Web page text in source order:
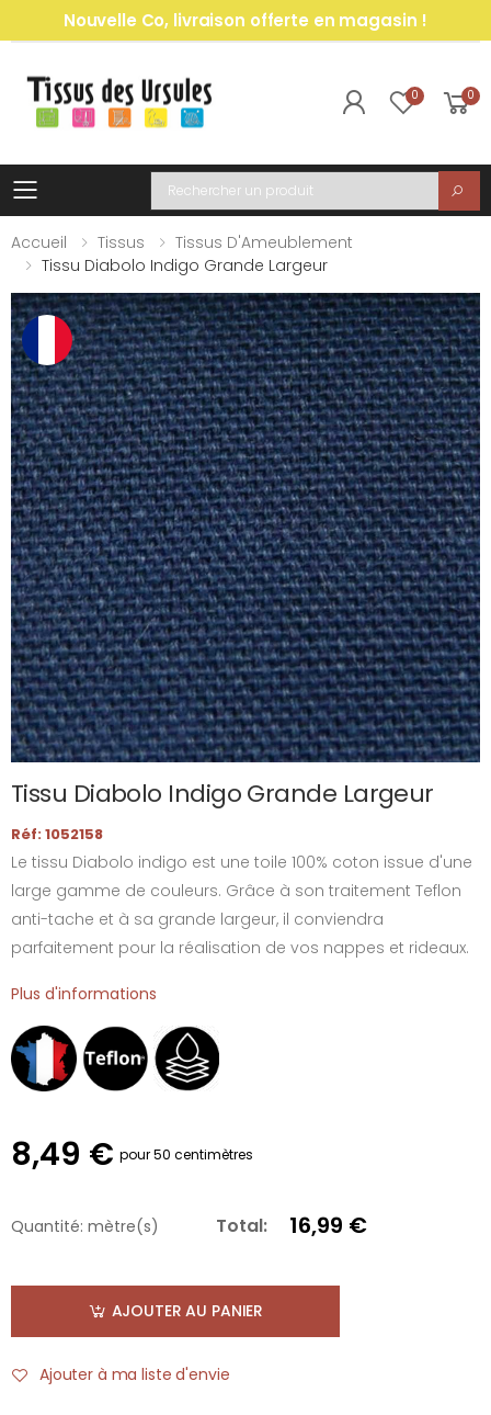
Nouvelle Co, livraison offerte en magasin !
0 0
Toggle mobile menu
Recherche
Accueil
Tissus
Tissus D'Ameublement
Tissu Diabolo Indigo Grande Largeur
Tissu Diabolo Indigo Grande Largeur
Réf: 1052158
Le tissu Diabolo indigo est une toile 100% coton issue d'une
large gamme de couleurs. Grâce à son traitement Teflon
anti-tache et à sa grande largeur, il conviendra
parfaitement pour la réalisation de vos nappes et rideaux.
Plus d'informations
8,49 € pour 50 centimètres
Quantité: mètre(s) Total: 16,99 €
AJOUTER AU PANIER
Ajouter à ma liste d'envie